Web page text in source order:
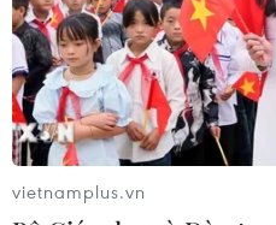
Phó Thủ tướng yêu cầu Bộ
trương hoàn thiện đề án,
thực hiện thí điểm từ ngày
rút kinh nghiệm, có điều
vietnamplus.vn